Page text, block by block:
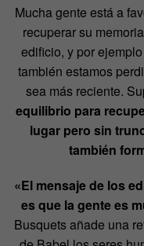
Mucha gente está a
recuperar su
edificio, y por
también estamos
sea más reciente.
equilibrio para
lugar pero sin
también
«El mensaje de los
es que la gente es
Busquets añade una